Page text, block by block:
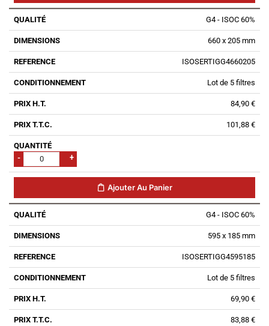
G4 - ISOC 60%
660 x 205 mm
ISOSERTIGG4660205
Lot de 5 filtres
84,90 €
101,88 €
- +
Ajouter Au Panier
G4 - ISOC 60%
595 x 185 mm
ISOSERTIGG4595185
Lot de 5 filtres
69,90 €
83,88 €